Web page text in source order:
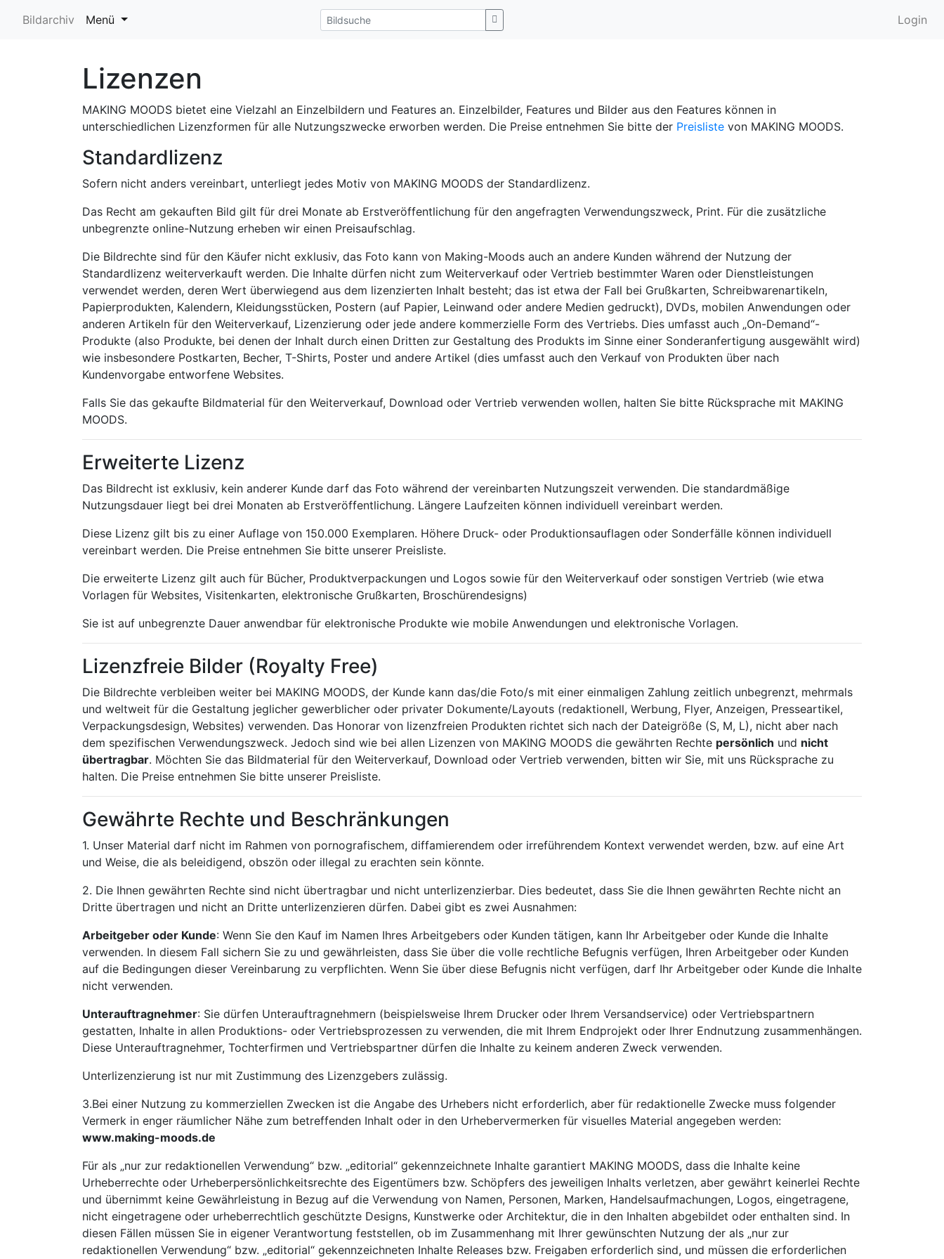
Bildarchiv Menü Login
Lizenzen
MAKING MOODS bietet eine Vielzahl an Einzelbildern und Features an. Einzelbilder, Features und Bilder aus den Features können in
unterschiedlichen Lizenzformen für alle Nutzungszwecke erworben werden. Die Preise entnehmen Sie bitte der Preisliste von MAKING MOODS.
Standardlizenz
Sofern nicht anders vereinbart, unterliegt jedes Motiv von MAKING MOODS der Standardlizenz.
Das Recht am gekauften Bild gilt für drei Monate ab Erstveröffentlichung für den angefragten Verwendungszweck, Print. Für die zusätzliche
unbegrenzte online-Nutzung erheben wir einen Preisaufschlag.
Die Bildrechte sind für den Käufer nicht exklusiv, das Foto kann von Making-Moods auch an andere Kunden während der Nutzung der
Standardlizenz weiterverkauft werden. Die Inhalte dürfen nicht zum Weiterverkauf oder Vertrieb bestimmter Waren oder Dienstleistungen
verwendet werden, deren Wert überwiegend aus dem lizenzierten Inhalt besteht; das ist etwa der Fall bei Grußkarten, Schreibwarenartikeln,
Papierprodukten, Kalendern, Kleidungsstücken, Postern (auf Papier, Leinwand oder andere Medien gedruckt), DVDs, mobilen Anwendungen oder
anderen Artikeln für den Weiterverkauf, Lizenzierung oder jede andere kommerzielle Form des Vertriebs. Dies umfasst auch „On-Demand“-
Produkte (also Produkte, bei denen der Inhalt durch einen Dritten zur Gestaltung des Produkts im Sinne einer Sonderanfertigung ausgewählt wird)
wie insbesondere Postkarten, Becher, T-Shirts, Poster und andere Artikel (dies umfasst auch den Verkauf von Produkten über nach
Kundenvorgabe entworfene Websites.
Falls Sie das gekaufte Bildmaterial für den Weiterverkauf, Download oder Vertrieb verwenden wollen, halten Sie bitte Rücksprache mit MAKING
MOODS.
Erweiterte Lizenz
Das Bildrecht ist exklusiv, kein anderer Kunde darf das Foto während der vereinbarten Nutzungszeit verwenden. Die standardmäßige
Nutzungsdauer liegt bei drei Monaten ab Erstveröffentlichung. Längere Laufzeiten können individuell vereinbart werden.
Diese Lizenz gilt bis zu einer Auflage von 150.000 Exemplaren. Höhere Druck- oder Produktionsauflagen oder Sonderfälle können individuell
vereinbart werden. Die Preise entnehmen Sie bitte unserer Preisliste.
Die erweiterte Lizenz gilt auch für Bücher, Produktverpackungen und Logos sowie für den Weiterverkauf oder sonstigen Vertrieb (wie etwa
Vorlagen für Websites, Visitenkarten, elektronische Grußkarten, Broschürendesigns)
Sie ist auf unbegrenzte Dauer anwendbar für elektronische Produkte wie mobile Anwendungen und elektronische Vorlagen.
Lizenzfreie Bilder (Royalty Free)
Die Bildrechte verbleiben weiter bei MAKING MOODS, der Kunde kann das/die Foto/s mit einer einmaligen Zahlung zeitlich unbegrenzt, mehrmals
und weltweit für die Gestaltung jeglicher gewerblicher oder privater Dokumente/Layouts (redaktionell, Werbung, Flyer, Anzeigen, Presseartikel,
Verpackungsdesign, Websites) verwenden. Das Honorar von lizenzfreien Produkten richtet sich nach der Dateigröße (S, M, L), nicht aber nach
dem spezifischen Verwendungszweck. Jedoch sind wie bei allen Lizenzen von MAKING MOODS die gewährten Rechte persönlich und nicht
übertragbar. Möchten Sie das Bildmaterial für den Weiterverkauf, Download oder Vertrieb verwenden, bitten wir Sie, mit uns Rücksprache zu
halten. Die Preise entnehmen Sie bitte unserer Preisliste.
Gewährte Rechte und Beschränkungen
1. Unser Material darf nicht im Rahmen von pornografischem, diffamierendem oder irreführendem Kontext verwendet werden, bzw. auf eine Art
und Weise, die als beleidigend, obszön oder illegal zu erachten sein könnte.
2. Die Ihnen gewährten Rechte sind nicht übertragbar und nicht unterlizenzierbar. Dies bedeutet, dass Sie die Ihnen gewährten Rechte nicht an
Dritte übertragen und nicht an Dritte unterlizenzieren dürfen. Dabei gibt es zwei Ausnahmen:
Arbeitgeber oder Kunde: Wenn Sie den Kauf im Namen Ihres Arbeitgebers oder Kunden tätigen, kann Ihr Arbeitgeber oder Kunde die Inhalte
verwenden. In diesem Fall sichern Sie zu und gewährleisten, dass Sie über die volle rechtliche Befugnis verfügen, Ihren Arbeitgeber oder Kunden
auf die Bedingungen dieser Vereinbarung zu verpflichten. Wenn Sie über diese Befugnis nicht verfügen, darf Ihr Arbeitgeber oder Kunde die Inhalte
nicht verwenden.
Unterauftragnehmer: Sie dürfen Unterauftragnehmern (beispielsweise Ihrem Drucker oder Ihrem Versandservice) oder Vertriebspartnern
gestatten, Inhalte in allen Produktions- oder Vertriebsprozessen zu verwenden, die mit Ihrem Endprojekt oder Ihrer Endnutzung zusammenhängen.
Diese Unterauftragnehmer, Tochterfirmen und Vertriebspartner dürfen die Inhalte zu keinem anderen Zweck verwenden.
Unterlizenzierung ist nur mit Zustimmung des Lizenzgebers zulässig.
3.Bei einer Nutzung zu kommerziellen Zwecken ist die Angabe des Urhebers nicht erforderlich, aber für redaktionelle Zwecke muss folgender
Vermerk in enger räumlicher Nähe zum betreffenden Inhalt oder in den Urhebervermerken für visuelles Material angegeben werden:
www.making-moods.de
Für als „nur zur redaktionellen Verwendung“ bzw. „editorial“ gekennzeichnete Inhalte garantiert MAKING MOODS, dass die Inhalte keine
Urheberrechte oder Urheberpersönlichkeitsrechte des Eigentümers bzw. Schöpfers des jeweiligen Inhalts verletzen, aber gewährt keinerlei Rechte
und übernimmt keine Gewährleistung in Bezug auf die Verwendung von Namen, Personen, Marken, Handelsaufmachungen, Logos, eingetragene,
nicht eingetragene oder urheberrechtlich geschützte Designs, Kunstwerke oder Architektur, die in den Inhalten abgebildet oder enthalten sind. In
diesen Fällen müssen Sie in eigener Verantwortung feststellen, ob im Zusammenhang mit Ihrer gewünschten Nutzung der als „nur zur
redaktionellen Verwendung“ bzw. „editorial“ gekennzeichneten Inhalte Releases bzw. Freigaben erforderlich sind, und müssen die erforderlichen